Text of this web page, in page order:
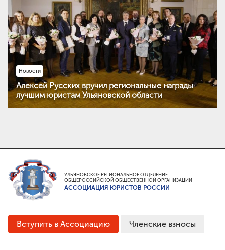
Новости
Алексей Русских вручил региональные награды
лучшим юристам Ульяновской области
УЛЬЯНОВСКОЕ РЕГИОНАЛЬНОЕ ОТДЕЛЕНИЕ
ОБЩЕРОССИЙСКОЙ ОБЩЕСТВЕННОЙ ОРГАНИЗАЦИИ
АССОЦИАЦИЯ ЮРИСТОВ РОССИИ
Вступить в Ассоциацию Членские взносы